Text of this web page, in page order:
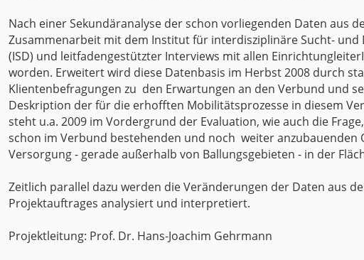
Nach einer Sekundäranalyse der schon vorliegenden Daten aus
Zusammenarbeit mit dem Institut für interdisziplinäre Sucht-
(ISD) und leitfadengestützter Interviews mit allen
worden. Erweitert wird diese Datenbasis im Herbst 2008 durch
Klientenbefragungen zu den Erwartungen an den Verbund und
Deskription der für die erhofften Mobilitätsprozesse in diesem
steht u.a. 2009 im Vordergrund der Evaluation, wie auch die
schon im Verbund bestehenden und noch weiter anzubauenden
Versorgung - gerade außerhalb von Ballungsgebieten - in der
Zeitlich parallel dazu werden die Veränderungen der Daten aus
Projektauftrages analysiert und interpretiert.
Projektleitung: Prof. Dr. Hans-Joachim Gehrmann